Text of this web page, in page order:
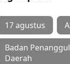
17 agustus
Badan
Daerah